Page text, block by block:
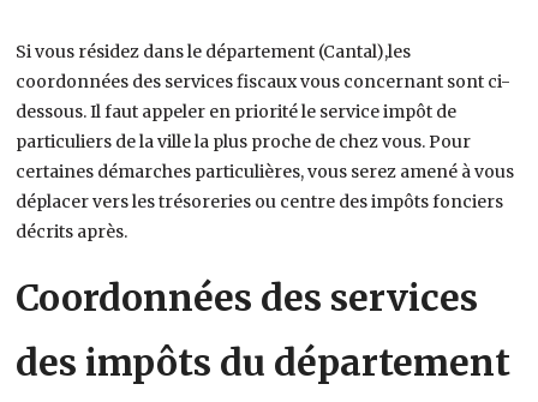
Si vous résidez dans le département (Cantal),les
coordonnées des services fiscaux vous concernant sont ci-
dessous. Il faut appeler en priorité le service impôt de
particuliers de la ville la plus proche de chez vous. Pour
certaines démarches particulières, vous serez amené à vous
déplacer vers les trésoreries ou centre des impôts fonciers
décrits après.
Coordonnées des services
des impôts du département